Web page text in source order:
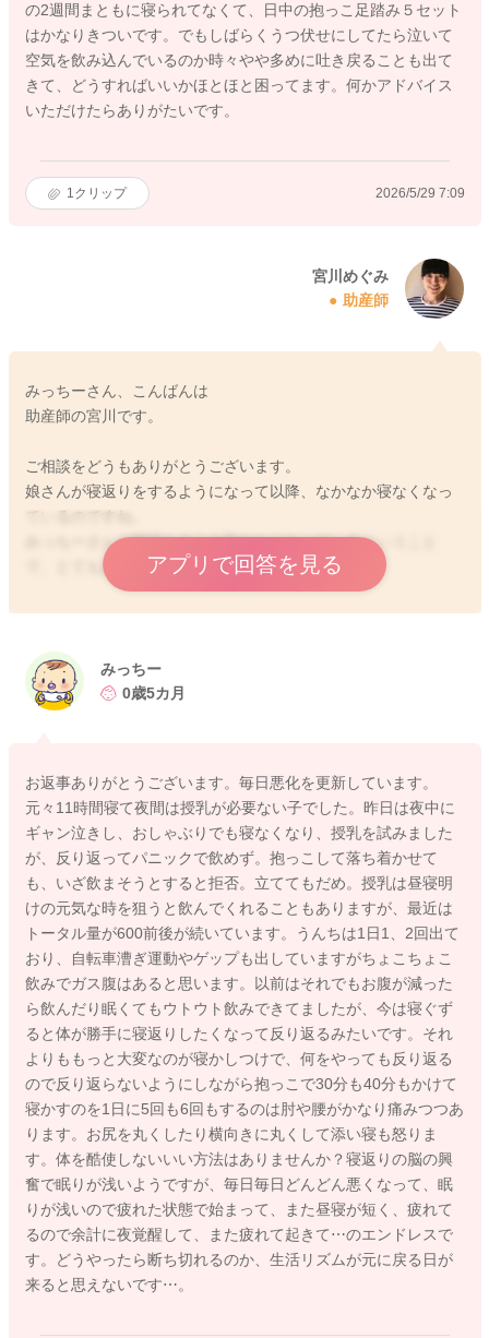
の2週間まともに寝られてなくて、日中の抱っこ足踏み５セット
はかなりきついです。でもしばらくうつ伏せにしてたら泣いて
空気を飲み込んでいるのか時々やや多めに吐き戻ることも出て
きて、どうすればいいかほとほと困ってます。何かアドバイス
いただけたらありがたいです。
1 クリップ 2026/5/29 7:09
宮川めぐみ
助産師
みっちーさん、こんばんは
助産師の宮川です。
ご相談をどうもありがとうございます。
娘さんが寝返りをするようになって以降、なかなか寝なくなっ
ているのですね。
みっちーさんの睡眠もまとも取れなくなっているということ
で、とてもお辛いと思います。
活動量がとても増えているかと思いますので、その分消費量も
必要になる摂取エネルギー量も増えていることも考えられます
ね。
も、なかなか飲んでくれない状況でしょうか？
暑くもなっていると思いますので、涼しくなるようにしてあげ
ることも続けてあげてみてください。
抱っこをしている時に反り返りたそうにしていたら、一度まず
好きなように反らせてあげてもらってもいいですよ。そうして
みてから、腰からお尻にかけて丸くなれるように抱っこをしや
すくなることがあります。
そして娘さんの体にたくさん触れてあげてみるのもいいかもし
れません。
ゆっくりとさすってあげてみたり、ゆっくりと優しくポン、ポ
ンと触れてみたり、軽くぎゅーっと握るようなことをされてみ
るのもいいと思いますよ。
そうしていただくことで、娘さんも触れられているところに意
識を向けることができるようになります。
そして意識がいくところの動かし方が変わってくることがあり
ます。
発達を促すきっかけとなることに繋がり、頭をとても使うこと
アプリで回答を見る
みっちー
0歳5カ月
お返事ありがとうございます。毎日悪化を更新しています。
元々11時間寝て夜間は授乳が必要ない子でした。昨日は夜中に
ギャン泣きし、おしゃぶりでも寝なくなり、授乳を試みました
が、反り返ってパニックで飲めず。抱っこして落ち着かせて
も、いざ飲まそうとすると拒否。立ててもだめ。授乳は昼寝明
けの元気な時を狙うと飲んでくれることもありますが、最近は
トータル量が600前後が続いています。うんちは1日1、2回出て
おり、自転車漕ぎ運動やゲップも出していますがちょこちょこ
飲みでガス腹はあると思います。以前はそれでもお腹が減った
ら飲んだり眠くてもウトウト飲みできてましたが、今は寝ぐず
ると体が勝手に寝返りしたくなって反り返るみたいです。それ
よりももっと大変なのが寝かしつけで、何をやっても反り返る
ので反り返らないようにしながら抱っこで30分も40分もかけて
寝かすのを1日に5回も6回もするのは肘や腰がかなり痛みつつあ
ります。お尻を丸くしたり横向きに丸くして添い寝も怒りま
す。体を酷使しないいい方法はありませんか？寝返りの脳の興
奮で眠りが浅いようですが、毎日毎日どんどん悪くなって、眠
りが浅いので疲れた状態で始まって、また昼寝が短く、疲れて
るので余計に夜覚醒して、また疲れて起きて⋯のエンドレスで
す。どうやったら断ち切れるのか、生活リズムが元に戻る日が
来ると思えないです⋯。